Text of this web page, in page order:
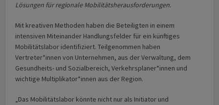
Lösungen für regionale Mobilitätsherausforderungen.
Mit kreativen Methoden haben die Beteiligten in einem
intensiven Miteinander Handlungsfelder für ein künftiges
Mobilitätslabor identifiziert. Teilgenommen haben
Vertreter*innen von Unternehmen, aus der Verwaltung, dem
Gesundheits- und Sozialbereich, Verkehrsplaner*innen und
wichtige Multiplikator*innen aus der Region.
„Das Mobilitätslabor könnte nicht nur als Initiator und